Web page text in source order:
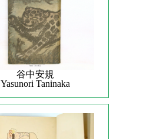
谷中安規
Yasunori Taninaka